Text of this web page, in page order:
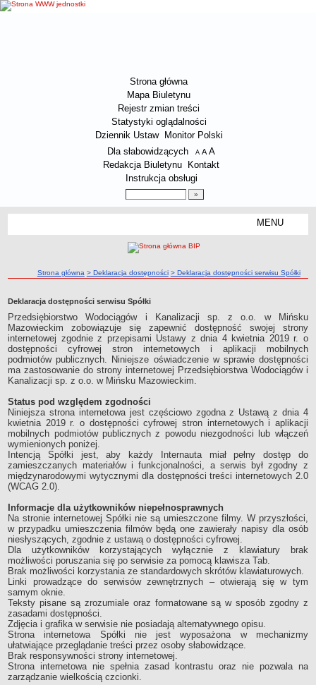
Strona główna
Mapa Biuletynu
Rejestr zmian treści
Statystyki oglądalności
Dziennik Ustaw
Monitor Polski
Menu dodatkowe
Dla słabowidzących A pomniejsz czcionkę
A standardowy rozmiar czcionki
A
Redakcja Biuletynu
Kontakt
Instrukcja obsługi
MENU
Załatwianie spraw przez interesantów
Zakres działalności Spółki
Historia Spółki
Władze Spółki
Regulamin Organizacyjny Spółki
Schemat organizacyjny
Wieloletni plan rozwoju
Taryfa i cennik usług
Kontrole
Publiczny konkurs na funkcje członków Zarządu
Laboratorium akredytowane
MAJĄTEK SPÓŁKI
Bilans Spółki
Rachunek Zysków i Strat
SYGNALIŚCI
REGULAMIN DOSTARCZANIA WODY
ZAMÓWIENIA PUBLICZNE
Platforma Przetargowa
Plany Przetargowe
Regulamin udzielania zamówień
OGŁOSZENIA
Ogłoszenia kupna - sprzedaży
Oferty pracy
ścieżka nawigacji
Strona główna > Deklaracja dostępności > Deklaracja dostępności serwisu Spółki
Deklaracja dostępności serwisu Spółki
Przedsiębiorstwo Wodociągów i Kanalizacji sp. z o.o. w Mińsku
Mazowieckim zobowiązuje się zapewnić dostępność swojej strony
internetowej zgodnie z przepisami Ustawy z dnia 4 kwietnia 2019 r. o
dostępności cyfrowej stron internetowych i aplikacji mobilnych
podmiotów publicznych. Niniejsze oświadczenie w sprawie dostępności
ma zastosowanie do strony internetowej Przedsiębiorstwa Wodociągów i
Kanalizacji sp. z o.o. w Mińsku Mazowieckim.
Status pod względem zgodności
Niniejsza strona internetowa jest częściowo zgodna z Ustawą z dnia 4
kwietnia 2019 r. o dostępności cyfrowej stron internetowych i aplikacji
mobilnych podmiotów publicznych z powodu niezgodności lub włączeń
wymienionych poniżej.
Intencją Spółki jest, aby każdy Internauta miał pełny dostęp do
zamieszczanych materiałów i funkcjonalności, a serwis był zgodny z
międzynarodowymi wytycznymi dla dostępności treści internetowych 2.0
(WCAG 2.0).
Informacje dla użytkowników niepełnosprawnych
Na stronie internetowej Spółki nie są umieszczone filmy. W przyszłości,
w przypadku umieszczenia filmów będą one zawierały napisy dla osób
niesłyszących, zgodnie z ustawą o dostępności cyfrowej.
Dla użytkowników korzystających wyłącznie z klawiatury brak
możliwości poruszania się po serwisie za pomocą klawisza Tab.
Brak możliwości korzystania ze standardowych skrótów klawiaturowych.
Linki prowadzące do serwisów zewnętrznych – otwierają się w tym
samym oknie.
Teksty pisane są zrozumiale oraz formatowane są w sposób zgodny z
zasadami dostępności.
Zdjęcia i grafika w serwisie nie posiadają alternatywnego opisu.
Strona internetowa Spółki nie jest wyposażona w mechanizmy
ułatwiające przeglądanie treści przez osoby słabowidzące.
Brak responsywności strony internetowej.
Strona internetowa nie spełnia zasad kontrastu oraz nie pozwala na
zarządzanie wielkością czcionki.